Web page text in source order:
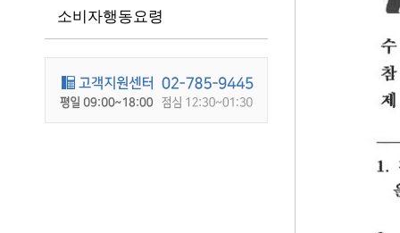
소비자행동요령